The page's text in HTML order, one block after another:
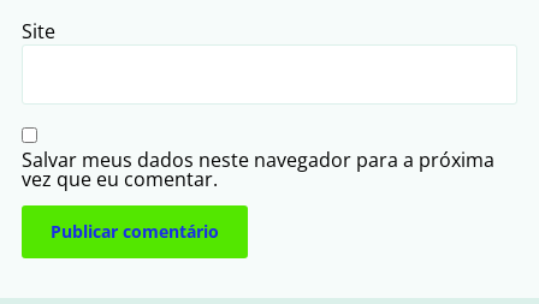
Site
Salvar meus dados neste navegador para a próxima
vez que eu comentar.